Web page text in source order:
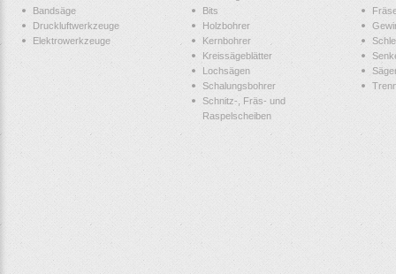
Bandsäge
Druckluftwerkzeuge
Elektrowerkzeuge
Bits
Holzbohrer
Kernbohrer
Kreissägeblätter
Lochsägen
Schalungsbohrer
Schnitz-, Fräs- und
Raspelscheiben